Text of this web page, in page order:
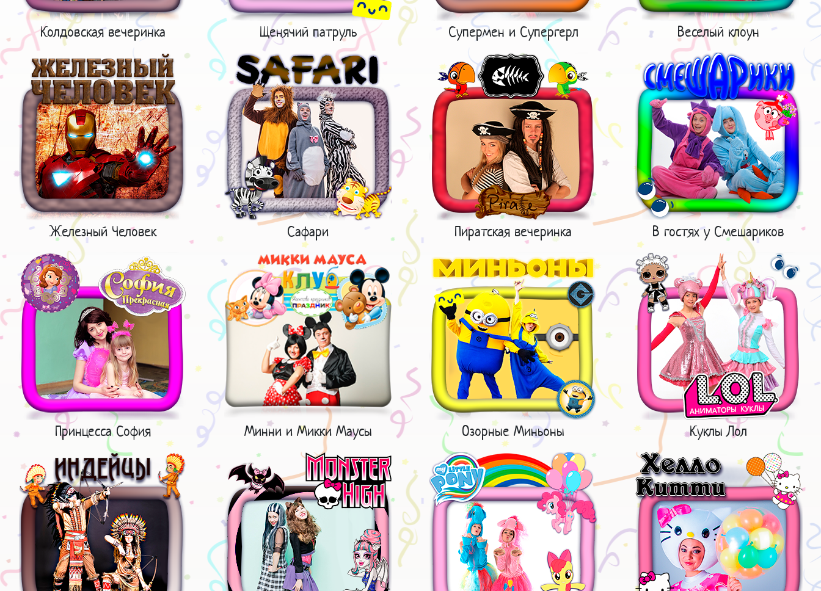
Колдовская вечеринка Щенячий патруль Супермен и Супергерл Веселый клоун
Железный Человек Сафари Пиратская вечеринка В гостях у Смешариков
Принцесса София Минни и Микки Маусы Озорные Миньоны Куклы Лол